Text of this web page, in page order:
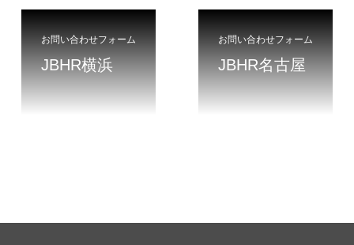
お問い合わせフォーム
JBHR横浜
お問い合わせフォーム
JBHR名古屋